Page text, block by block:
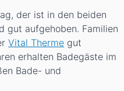
der ist in den beiden
gut aufgehoben. Familien
Vital Therme gut
erhalten Badegäste im
Bade- und